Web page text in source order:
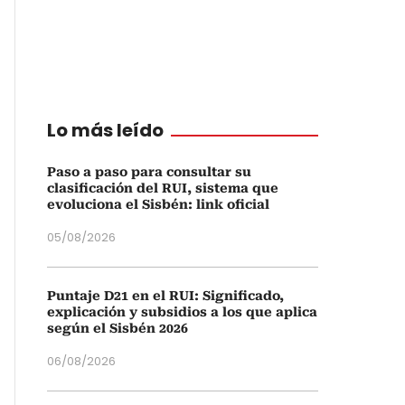
Lo más leído
Paso a paso para consultar su
clasificación del RUI, sistema que
evoluciona el Sisbén: link oficial
05/08/2026
Puntaje D21 en el RUI: Significado,
explicación y subsidios a los que aplica
según el Sisbén 2026
06/08/2026